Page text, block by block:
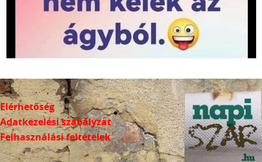
Elérhetőség
Adatkezelési szabályzat
Felhasználási feltételek